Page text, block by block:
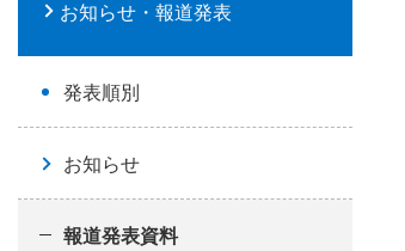
お知らせ・報道発表
発表順別
お知らせ
報道発表資料